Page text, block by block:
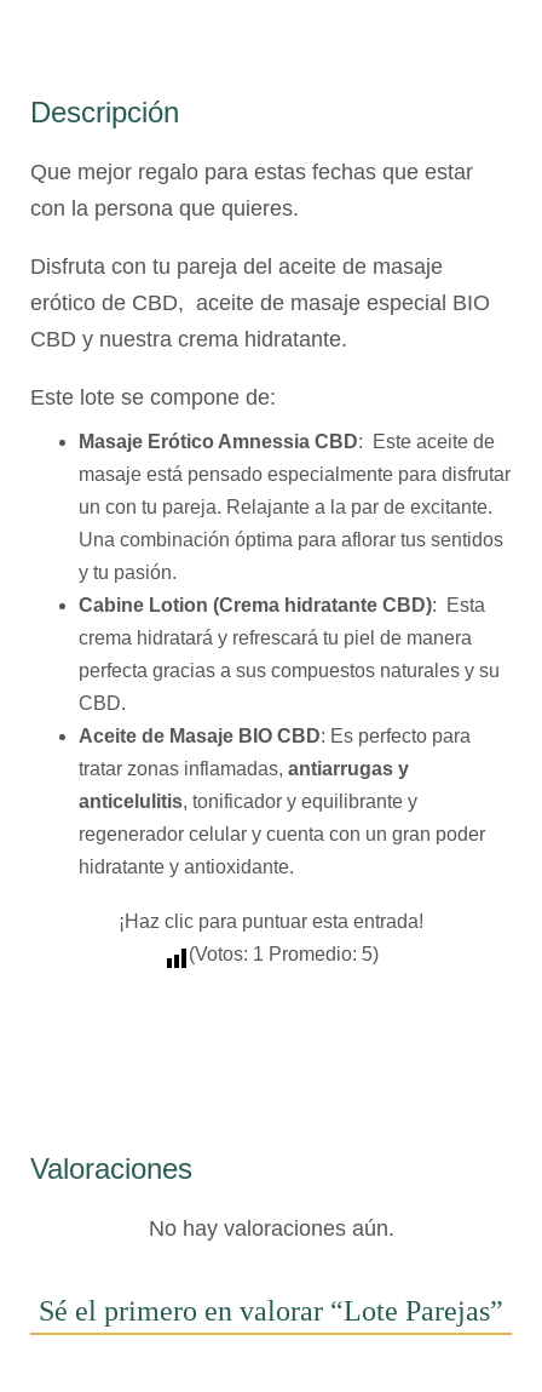
Descripción
Que mejor regalo para estas fechas que estar
con la persona que quieres.
Disfruta con tu pareja del aceite de masaje
erótico de CBD, aceite de masaje especial BIO
CBD y nuestra crema hidratante.
Este lote se compone de:
Masaje Erótico Amnessia CBD: Este aceite de
masaje está pensado especialmente para disfrutar
un con tu pareja. Relajante a la par de excitante.
Una combinación óptima para aflorar tus sentidos
y tu pasión.
Cabine Lotion (Crema hidratante CBD): Esta
crema hidratará y refrescará tu piel de manera
perfecta gracias a sus compuestos naturales y su
CBD.
Aceite de Masaje BIO CBD: Es perfecto para
tratar zonas inflamadas, antiarrugas y
anticelulitis, tonificador y equilibrante y
regenerador celular y cuenta con un gran poder
hidratante y antioxidante.
¡Haz clic para puntuar esta entrada!
(Votos: 1 Promedio: 5)
Valoraciones
No hay valoraciones aún.
Sé el primero en valorar “Lote Parejas”